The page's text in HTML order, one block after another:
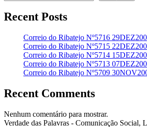
Recent Posts
Correio do Ribatejo Nº5716
Correio do Ribatejo Nº5715
Correio do Ribatejo Nº5714
Correio do Ribatejo Nº5713
Correio do Ribatejo Nº5709
Recent Comments
Nenhum comentário para mostrar.
Verdade das Palavras - Comunicação Social,